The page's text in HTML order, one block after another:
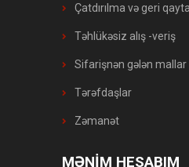
Çatdırılma və geri
Təhlükəsiz alış -veriş
Sifarişnən gələn mallar
Tərəfdaşlar
Zəmanət
MƏNİM HESABIM